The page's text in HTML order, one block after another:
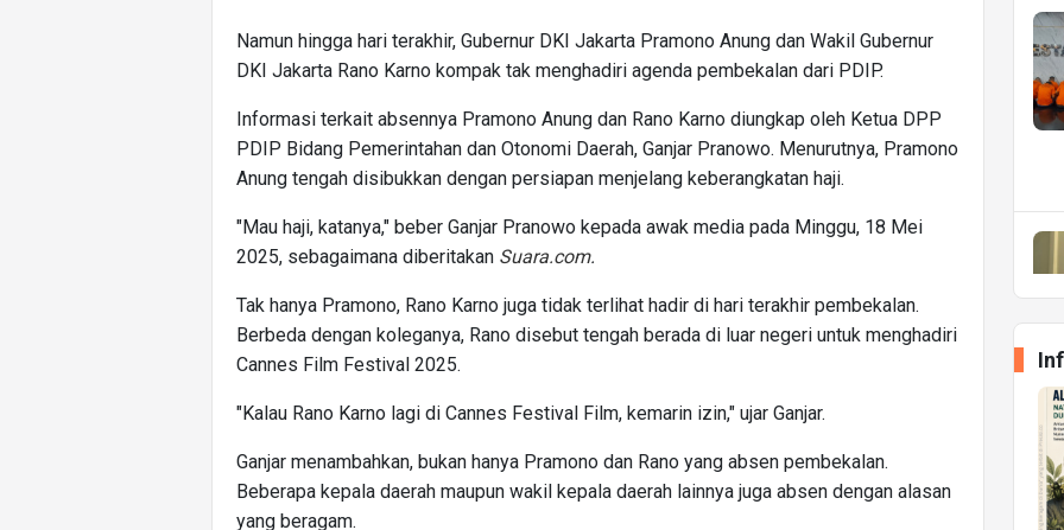
Namun hingga hari terakhir, Gubernur DKI Jakarta Pramono Anung dan Wakil Gubernur
DKI Jakarta Rano Karno kompak tak menghadiri agenda pembekalan dari PDIP.
Informasi terkait absennya Pramono Anung dan Rano Karno diungkap oleh Ketua DPP
PDIP Bidang Pemerintahan dan Otonomi Daerah, Ganjar Pranowo. Menurutnya, Pramono
Anung tengah disibukkan dengan persiapan menjelang keberangkatan haji.
"Mau haji, katanya," beber Ganjar Pranowo kepada awak media pada Minggu, 18 Mei
2025, sebagaimana diberitakan Suara.com.
Tak hanya Pramono, Rano Karno juga tidak terlihat hadir di hari terakhir pembekalan.
Berbeda dengan koleganya, Rano disebut tengah berada di luar negeri untuk menghadiri
Cannes Film Festival 2025.
"Kalau Rano Karno lagi di Cannes Festival Film, kemarin izin," ujar Ganjar.
Ganjar menambahkan, bukan hanya Pramono dan Rano yang absen pembekalan.
Beberapa kepala daerah maupun wakil kepala daerah lainnya juga absen dengan alasan
yang beragam.